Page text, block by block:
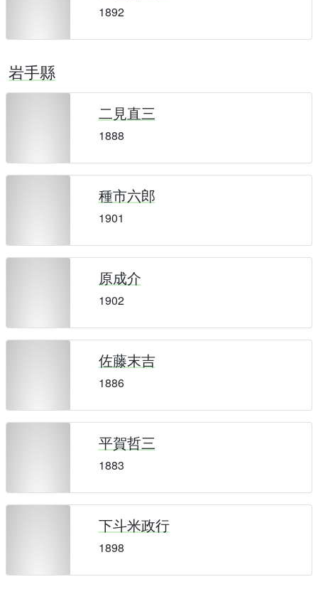
1892
岩手縣
二見直三
1888
種市六郎
1901
原成介
1902
佐藤末吉
1886
平賀哲三
1883
下斗米政行
1898